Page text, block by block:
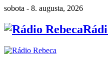
sobota - 8. augusta, 2026